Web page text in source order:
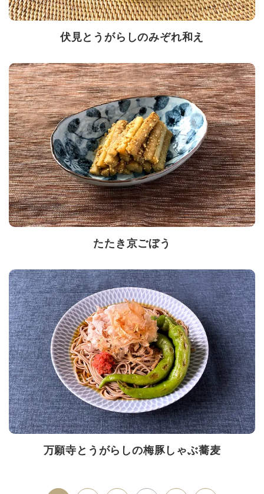
伏見とうがらしのみぞれ和え
たたき京ごぼう
万願寺とうがらしの梅豚しゃぶ蕎麦